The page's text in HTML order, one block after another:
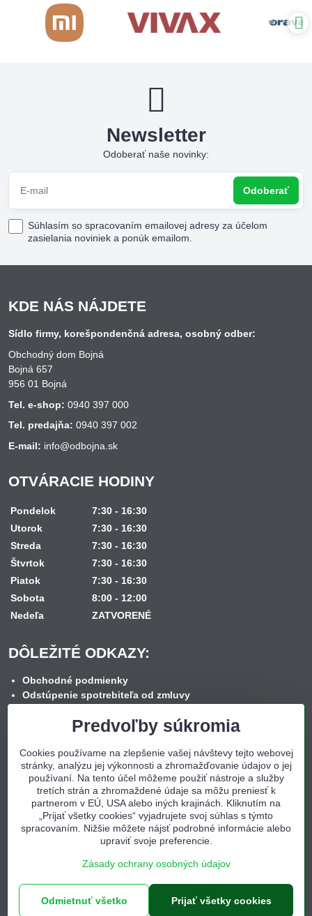
Newsletter
Odoberať naše novinky:
Odoberať
Súhlasím so spracovaním emailovej adresy za účelom
zasielania noviniek a ponúk emailom.
KDE NÁS NÁJDETE
Sídlo firmy, korešpondenčná adresa, osobný odber:
Obchodný dom Bojná
Bojná 657
956 01 Bojná
Tel. e-shop: 0940 397 000
Tel. predajňa: 0940 397 002
E-mail: info@odbojna.sk
OTVÁRACIE HODINY
Pondelok
7:30 - 16:30
Utorok
7:30 - 16:30
Streda
7:30 - 16:30
Štvrtok
7:30 - 16:30
Piatok
7:30 - 16:30
Sobota
8:00 - 12:00
Nedeľa
ZATVORENÉ
DÔLEŽITÉ ODKAZY:
Obchodné podmienky
Odstúpenie spotrebiteľa od zmluvy
Reklamačný formulár
Spôsob platby
Nákup na splátky
Ochrana osobných údajov
Cookies
Kontakt
©
Copyright
Predvoľby súkromia
Cookies používame na zlepšenie vašej návštevy tejto webovej
stránky, analýzu jej výkonnosti a zhromažďovanie údajov o jej
používaní. Na tento účel môžeme použiť nástroje a služby
tretích strán a zhromaždené údaje sa môžu preniesť k
partnerom v EÚ, USA alebo iných krajinách. Kliknutím na
„Prijať všetky cookies“ vyjadrujete svoj súhlas s týmto
spracovaním. Nižšie môžete nájsť podrobné informácie alebo
upraviť svoje preferencie.
Zásady ochrany osobných údajov
Prijať všetky cookies
Odmietnuť všetko